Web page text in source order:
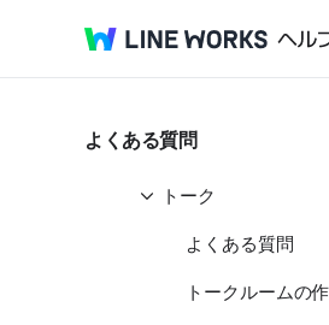
よくある質問
使ってみる
フリープランの仕様
トーク
よくある質問
トークルームの